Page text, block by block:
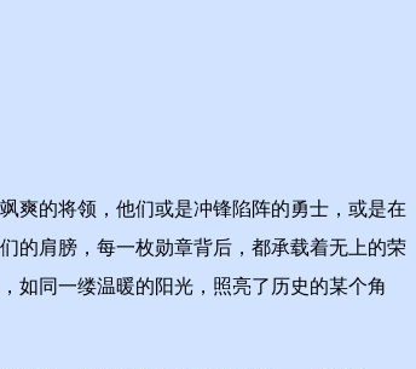
的将领，他们或是冲锋陷阵的勇士，或是在
的肩膀，每一枚勋章背后，都承载着无上的荣
如同一缕温暖的阳光，照亮了历史的某个角